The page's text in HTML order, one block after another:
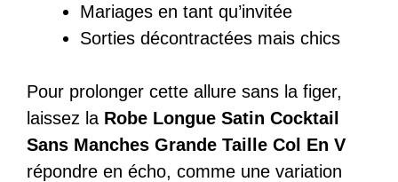
Mariages en tant qu’invitée
Sorties décontractées mais chics
Pour prolonger cette allure sans la figer,
laissez la Robe Longue Satin Cocktail
Sans Manches Grande Taille Col En V
répondre en écho, comme une variation